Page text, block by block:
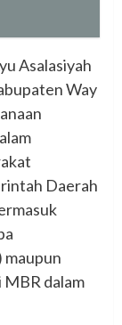
Asalasiyah
Way
Daerah
maupun
MBR dalam